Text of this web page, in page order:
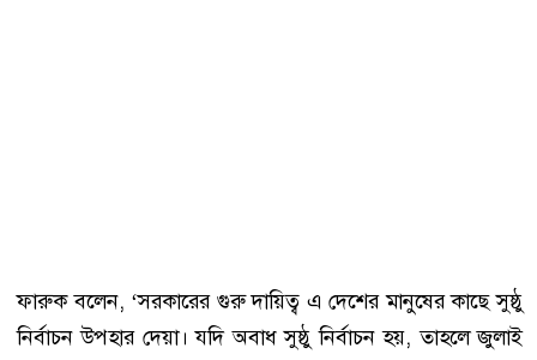
ফারুক বলেন, ‘সরকারের গুরু দায়িত্ব এ দেশের মানুষের কাছে সুষ্ঠু
নির্বাচন উপহার দেয়া। যদি অবাধ সুষ্ঠু নির্বাচন হয়, তাহলে জুলাই